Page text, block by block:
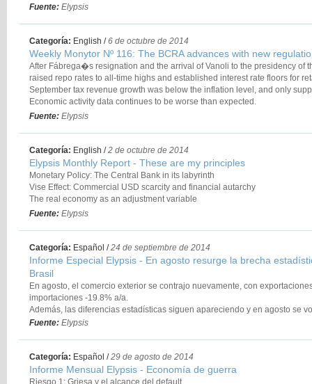
Los datos de actividad económica continúan sorprendiendo a la baja.
Fuente: Elypsis
Categoría: English /6 de octubre de 2014
Weekly Monytor Nº 116: The BCRA advances with new
After Fábrega�s resignation and the arrival of Vanoli to the presidency of
raised repo rates to all-time highs and established interest rate floors for
September tax revenue growth was below the inflation level, and only
Economic activity data continues to be worse than expected.
Judge Griesa declared Argentina in civil contempt and new doubts arise
Fuente: Elypsis
Categoría: English /2 de octubre de 2014
Elypsis Monthly Report - These are my principles
Monetary Policy: The Central Bank in its labyrinth
Vise Effect: Commercial USD scarcity and financial autarchy
The real economy as an adjustment variable
Fuente: Elypsis
Categoría: Español /24 de septiembre de 2014
Informe Especial Elypsis - En agosto resurge la brecha
Brasil
En agosto, el comercio exterior se contrajo nuevamente, con
importaciones -19.8% a/a.
Además, las diferencias estadísticas siguen apareciendo y en agosto se
Brasil.
Fuente: Elypsis
Categoría: Español /29 de agosto de 2014
Informe Mensual Elypsis - Economía de guerra
Riesgo 1: Griesa y el alcance del default